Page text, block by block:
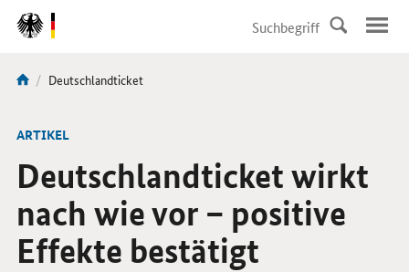
DirektZu:
Navigation
Sie
hier:
Aktuelle
Deutschlandticket
ARTIKEL
Deutschlandticket wirkt
nach wie vor – positive
Effekte bestätigt